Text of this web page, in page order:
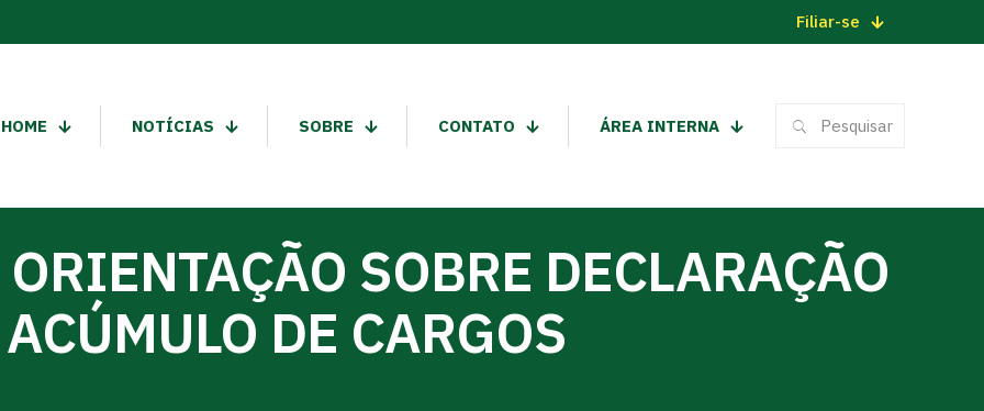
Filiar-se
HOME NOTÍCIAS SOBRE CONTATO ÁREA INTERNA
SOBRE DECLARAÇÃO
DE CARGOS